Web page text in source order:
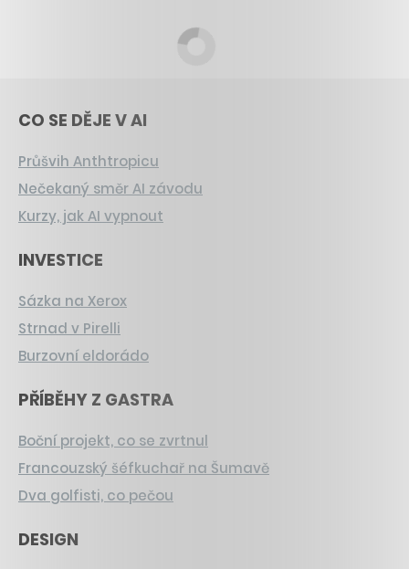
CO SE DĚJE V AI
Průšvih Anthtropicu
Nečekaný směr AI závodu
Kurzy, jak AI vypnout
INVESTICE
Sázka na Xerox
Strnad v Pirelli
Burzovní eldorádo
PŘÍBĚHY Z GASTRA
Boční projekt, co se zvrtnul
Francouzský šéfkuchař na Šumavě
Dva golfisti, co pečou
DESIGN